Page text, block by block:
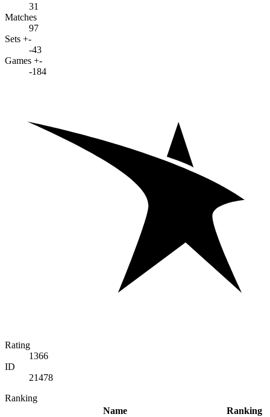
31
Matches
97
Sets +-
-43
Games +-
-184
Rating
1366
ID
21478
Ranking
Name
Ranking